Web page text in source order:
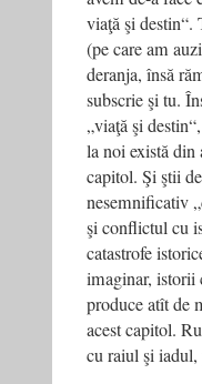
viaţă şi destin“.
(pe care am
deranja, însă
subscrie şi tu.
„viaţă şi
la noi există din
capitol. Şi ştii
nesemnificativ
şi conflictul cu
catastrofe
imaginar, istorii
produce atît de
acest capitol.
cu raiul şi